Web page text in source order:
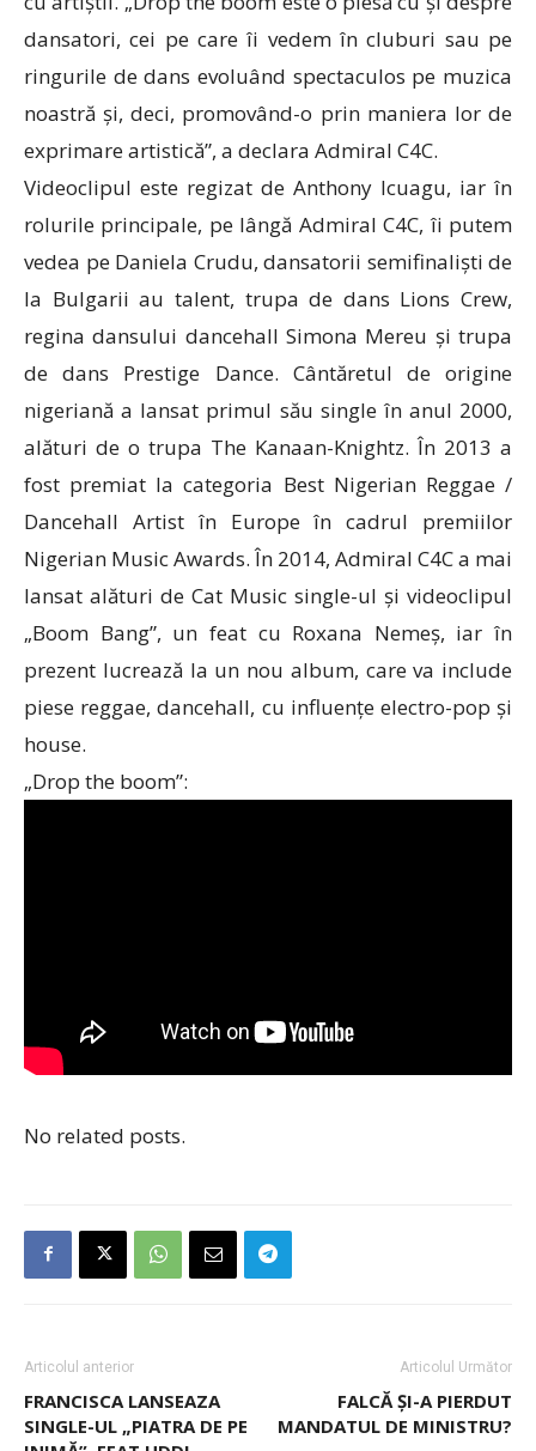
dansatori, cei pe care îi vedem în cluburi sau pe
ringurile de dans evoluând spectaculos pe muzica
noastră și, deci, promovând-o prin maniera lor de
exprimare artistică”, a declara Admiral C4C.
Videoclipul este regizat de Anthony Icuagu, iar în
rolurile principale, pe lângă Admiral C4C, îi putem
vedea pe Daniela Crudu, dansatorii semifinaliști de
la Bulgarii au talent, trupa de dans Lions Crew,
regina dansului dancehall Simona Mereu și trupa
de dans Prestige Dance. Cântăretul de origine
nigeriană a lansat primul său single în anul 2000,
alături de o trupa The Kanaan-Knightz. În 2013 a
fost premiat la categoria Best Nigerian Reggae /
Dancehall Artist în Europe în cadrul premiilor
Nigerian Music Awards. În 2014, Admiral C4C a mai
lansat alături de Cat Music single-ul și videoclipul
„Boom Bang”, un feat cu Roxana Nemeș, iar în
prezent lucrează la un nou album, care va include
piese reggae, dancehall, cu influențe electro-pop și
house.
„Drop the boom”:
No related posts.
Articolul anterior
FRANCISCA LANSEAZA
SINGLE-UL „PIATRA DE PE
Articolul Următor
FALCĂ ȘI-A PIERDUT
MANDATUL DE MINISTRU?